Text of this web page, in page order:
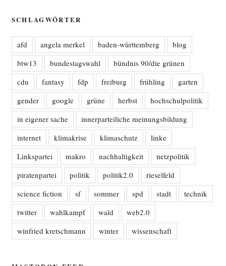
SCHLAGWÖRTER
afd angela merkel baden-württemberg
blog
btw13
bundestagswahl
bündnis 90/die grünen
cdu
fantasy fdp freiburg frühling
garten
gender
google grüne herbst
hochschulpolitik
in eigener sache
innerparteiliche meinungsbildung
internet
klimakrise klimaschutz
linke
Linkspartei
makro nachhaltigkeit
netzpolitik
piratenpartei
politik politik2.0
rieselfeld
science fiction
sf sommer spd stadt
technik
twitter
wahlkampf wald
web2.0
winfried kretschmann
winter wissenschaft